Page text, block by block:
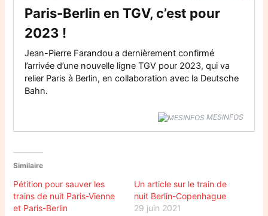
Paris-Berlin en TGV, c’est pour
2023 !
Jean-Pierre Farandou a dernièrement confirmé
l’arrivée d’une nouvelle ligne TGV pour 2023, qui va
relier Paris à Berlin, en collaboration avec la Deutsche
Bahn.
MESINFOS
Similaire
Pétition pour sauver les
trains de nuit Paris-Vienne
et Paris-Berlin
Un article sur le train de
nuit Berlin-Copenhague
29 juin 2021